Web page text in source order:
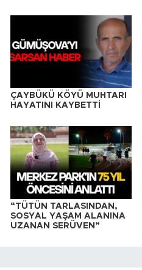
ÇAYBÜKÜ KÖYÜ MUHTARI
HAYATINI KAYBETTİ
“TÜTÜN TARLASINDAN,
SOSYAL YAŞAM ALANINA
UZANAN SERÜVEN”